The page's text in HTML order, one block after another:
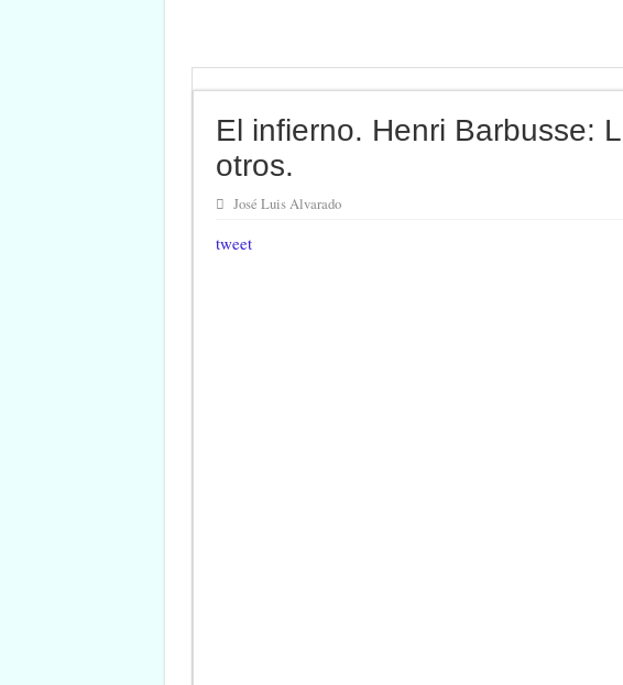
El infierno. Henri Barbusse:
otros.
José Luis Alvarado
tweet